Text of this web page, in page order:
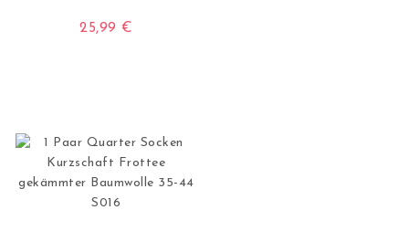
25,99€